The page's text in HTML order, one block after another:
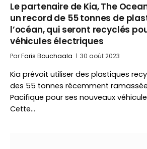
Le partenaire de Kia, The
un record de 55 tonnes de
l’océan, qui seront recyclés
véhicules électriques
ParFaris Bouchaala 30 août 2023
Kia prévoit utiliser des plastiques
des 55 tonnes récemment
Pacifique pour ses nouveaux
Cette…